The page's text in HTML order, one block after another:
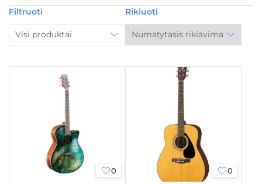
Filtruoti
Visi produktai
Rikiuoti
0 0